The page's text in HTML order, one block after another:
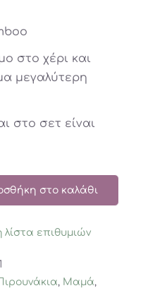
στο χέρι και
μεγαλύτερη
στο σετ είναι
στο καλάθι
λίστα επιθυμιών
, Μαμά,